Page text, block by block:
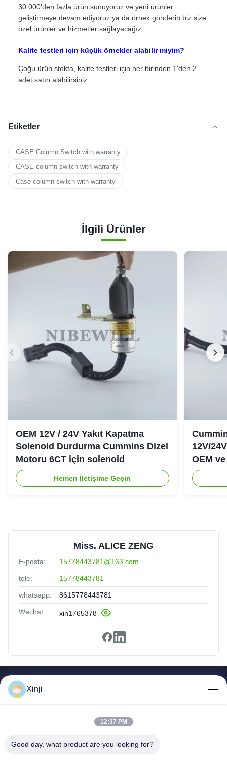
30.000'den fazla ürün sunuyoruz ve yeni ürünler
geliştirmeye devam ediyoruz.ya da örnek gönderin biz size
özel ürünler ve hizmetler sağlayacağız.
Kalite testleri için küçük örnekler alabilir miyim?
Çoğu ürün stokta, kalite testleri için her birinden 1'den 2
adet satın alabilirsiniz.
Etiketler
CASE Column Switch with warranty
CASE column switch with warranty
Case column switch with warranty
İlgili Ürünler
OEM 12V / 24V Yakıt Kapatma
Solenoid Durdurma Cummins Dizel
Motoru 6CT için solenoid
Hemen İletişime Geçin
12V/
OEM
Miss. ALICE ZENG
E-posta: 15778443781@163.com
tele: 15778443781
whatsapp: 8615778443781
Wechat: xin1765378
Ev
Ürünler
Hakkımızda
Fabrika Turu
Xinji
12:37 PM
Good day, what product are you looking for?